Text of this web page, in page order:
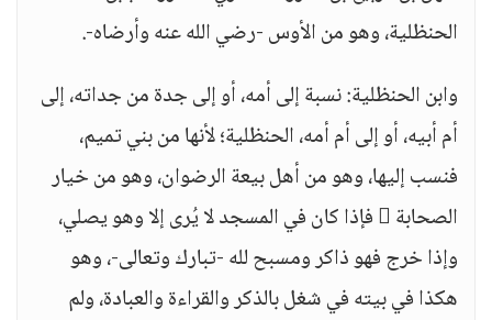
الحنظلية، وهو من الأوس -رضي الله عنه وأرضاه-.
وابن الحنظلية: نسبة إلى أمه، أو إلى جدة من جداته، إلى
أم أبيه، أو إلى أم أمه، الحنظلية؛ لأنها من بني تميم،
فنسب إليها، وهو من أهل بيعة الرضوان، وهو من خيار
الصحابة  فإذا كان في المسجد لا يُرى إلا وهو يصلي،
وإذا خرج فهو ذاكر ومسبح لله -تبارك وتعالى-، وهو
هكذا في بيته في شغل بالذكر والقراءة والعبادة، ولم